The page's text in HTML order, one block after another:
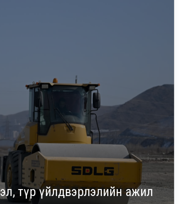
түр үйлдвэрлэлийн ажил